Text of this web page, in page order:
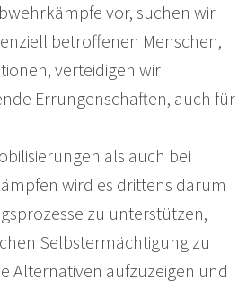
vor, suchen wir
betroffenen Menschen,
verteidigen wir
Errungenschaften, auch für
als auch bei
wird es drittens darum
zu unterstützen,
Selbstermächtigung zu
Alternativen aufzuzeigen und